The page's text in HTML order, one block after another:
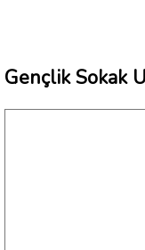
Gençlik Sokak